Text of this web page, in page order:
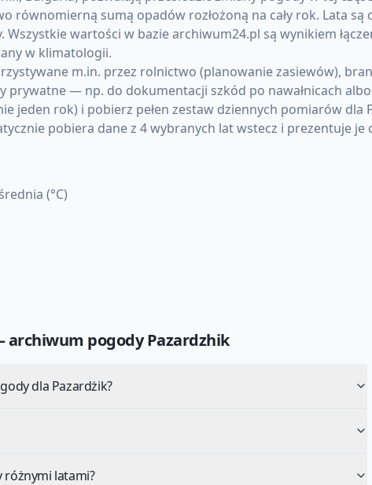
równomierną sumą opadów rozłożoną na cały rok. Lata
wartości w bazie archiwum24.pl są wynikiem
w klimatologii.
m.in. przez rolnictwo (planowanie zasiewów),
prywatne — np. do dokumentacji szkód po nawałnicach
jeden rok) i pobierz pełen zestaw dziennych pomiarów
pobiera dane z 4 wybranych lat wstecz i prezentuje
(°C)
archiwum pogodyPazardzhik
dla Pazardżik?
różnymi latami?